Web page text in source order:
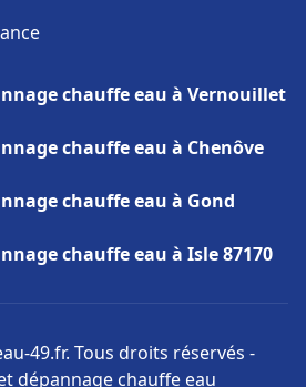
chauffe eau à Vernouillet
chauffe eau à Chenôve
chauffe eau à Gond
chauffe eau à Isle 87170
49.fr. Tous droits réservés -
dépannage chauffe eau